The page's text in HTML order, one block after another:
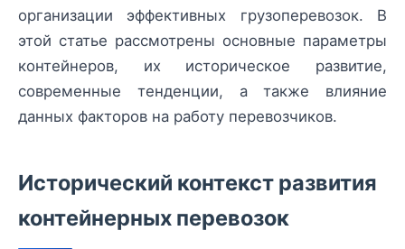
организации эффективных грузоперевозок. В
этой статье рассмотрены основные параметры
контейнеров, их историческое развитие,
современные тенденции, а также влияние
данных факторов на работу перевозчиков.
Исторический контекст развития
контейнерных перевозок